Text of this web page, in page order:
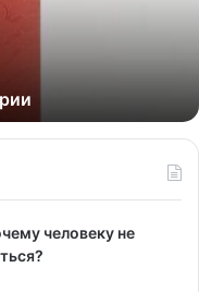
человеку не